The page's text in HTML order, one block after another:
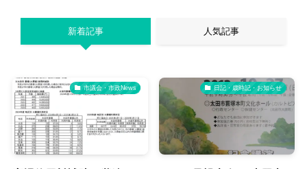
新着記事 人気記事
市議会・市政News 日記・歳時記・お知らせ